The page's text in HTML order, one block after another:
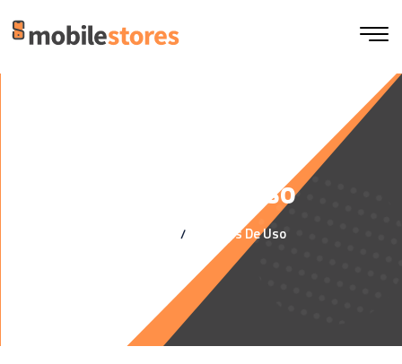
Termos de uso
Termos De Uso